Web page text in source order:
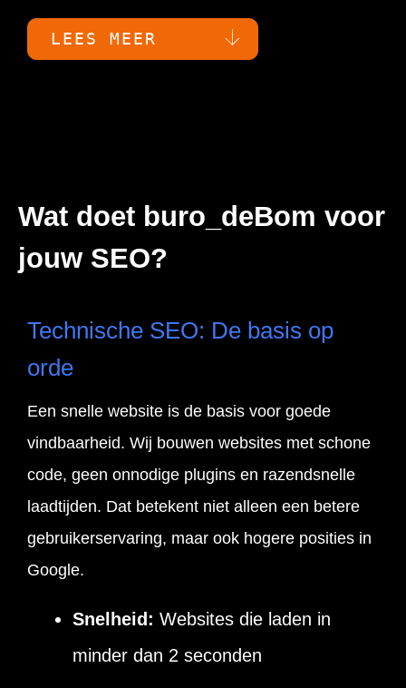
LEES MEER
Wat doet buro_deBom voor
jouw SEO?
Technische SEO: De basis op
orde
Een snelle website is de basis voor goede
vindbaarheid. Wij bouwen websites met schone
code, geen onnodige plugins en razendsnelle
laadtijden. Dat betekent niet alleen een betere
gebruikerservaring, maar ook hogere posities in
Google.
Snelheid: Websites die laden in
minder dan 2 seconden